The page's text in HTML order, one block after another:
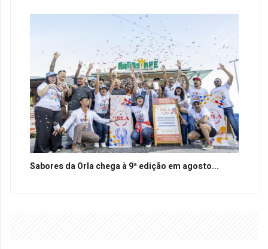
Sabores da Orla chega à 9ª edição em agosto...